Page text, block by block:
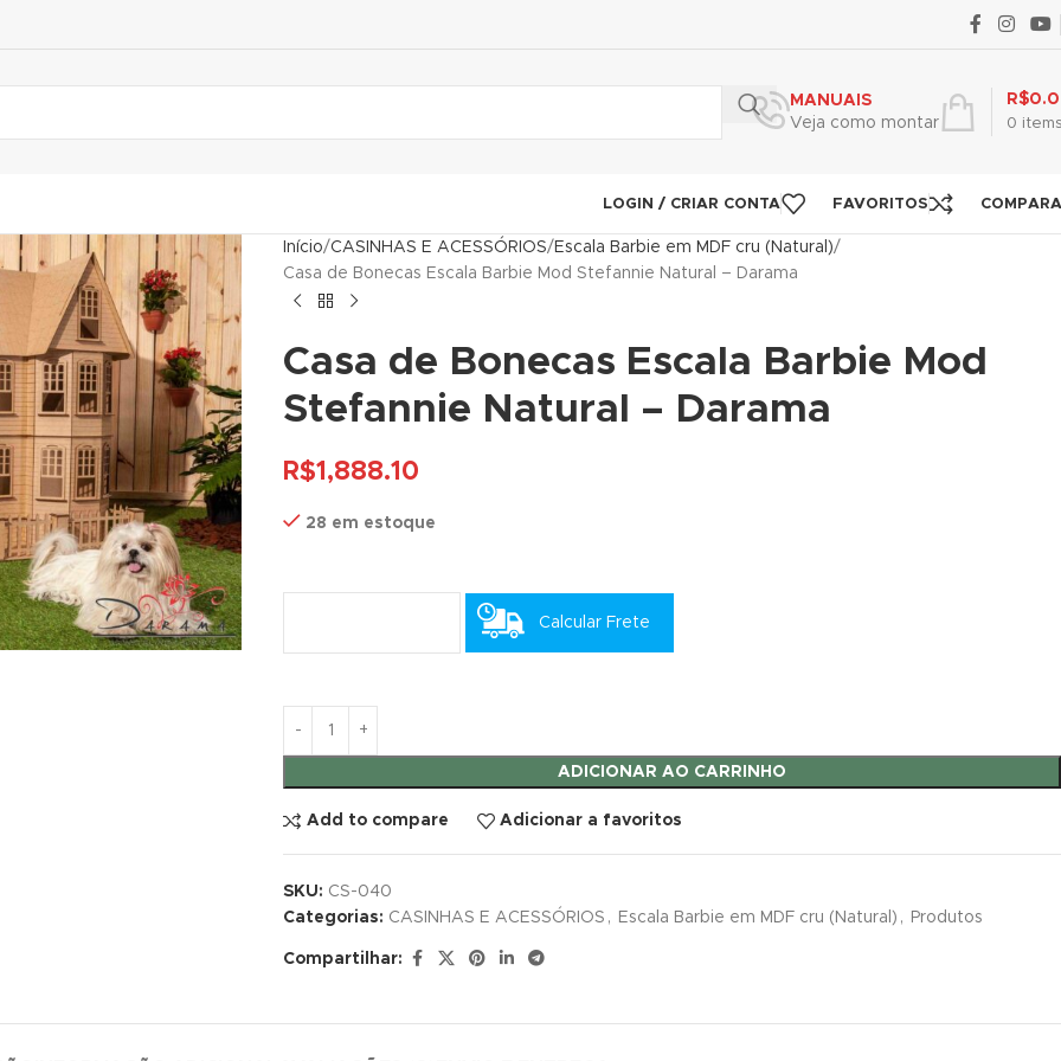
MANUAIS
Veja como montar
0
R$
LOGIN / CRIAR CONTA FAVORITOS
Início CASINHAS E ACESSÓRIOS
Escala Barbie em MDF cru (Natural)
Casa de Bonecas Escala Barbie Mod Stefannie Natural – Darama
Casa de Bonecas Escala Barbie Mod
Stefannie Natural – Darama
R$1,888.10
28 em estoque
Calcular Frete
ADICIONAR AO CARRINHO
Add to compare Adicionar a favoritos
SKU: CS-040
Categorias: CASINHAS E ACESSÓRIOS , Escala Barbie em MDF cru (Natural) , Produtos
Compartilhar: